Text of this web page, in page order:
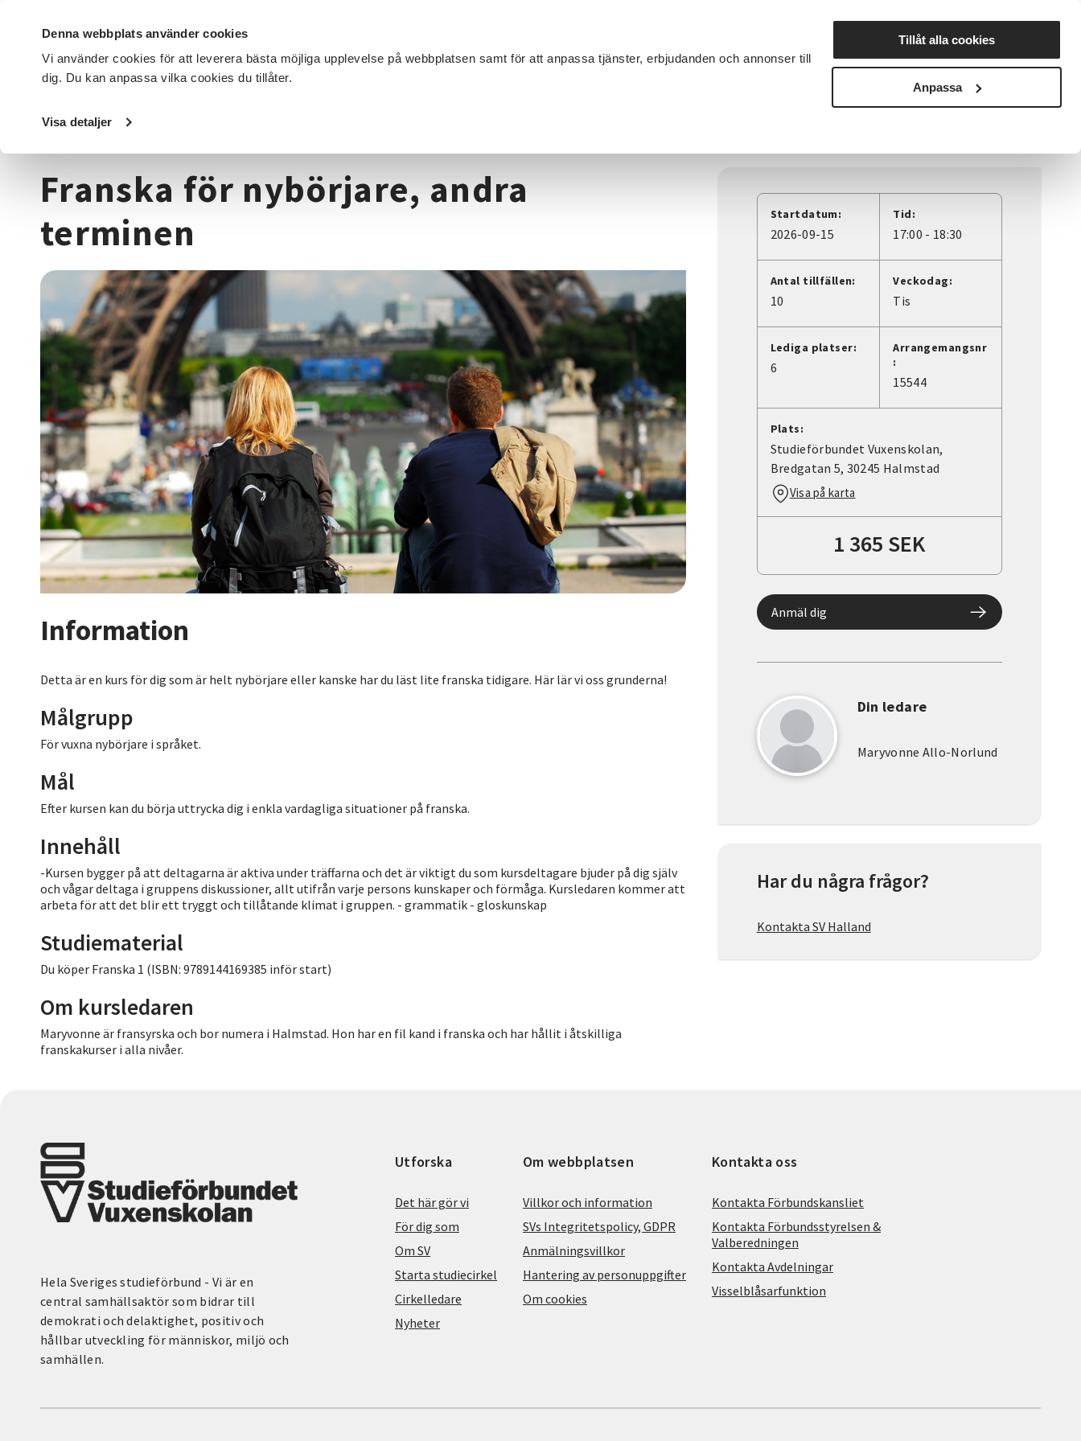
Denna webbplats använder cookies
Vi använder cookies för att leverera bästa möjliga upplevelse på webbplatsen samt för att anpassa tjänster, erbjudanden och annonser till
dig. Du kan anpassa vilka cookies du tillåter.
Visa detaljer
Tillåt alla cookies
Anpassa
DET HÄR GÖR VI FÖR DIG SOM SÖK KURSER OCH EVENEMANG Nyheter Avdelningar
Startsida / Kurser och evenemang
Franska för nybörjare, andra
terminen
Information
Detta är en kurs för dig som är helt nybörjare eller kanske har du läst lite franska tidigare. Här lär vi oss grunderna!
Målgrupp
För vuxna nybörjare i språket.
Mål
Efter kursen kan du börja uttrycka dig i enkla vardagliga situationer på franska.
Innehåll
-Kursen bygger på att deltagarna är aktiva under träffarna och det är viktigt du som kursdeltagare bjuder på dig själv
och vågar deltaga i gruppens diskussioner, allt utifrån varje persons kunskaper och förmåga. Kursledaren kommer att
arbeta för att det blir ett tryggt och tillåtande klimat i gruppen. - grammatik - gloskunskap
Studiematerial
Du köper Franska 1 (ISBN: 9789144169385 inför start)
Om kursledaren
Maryvonne är fransyrska och bor numera i Halmstad. Hon har en fil kand i franska och har hållit i åtskilliga
franskakurser i alla nivåer.
Startdatum:
2026-09-15
Tid:
17:00 - 18:30
Antal tillfällen:
10
Veckodag:
Tis
Lediga platser:
6
Arrangemangsnr
:
15544
Plats:
Studieförbundet Vuxenskolan,
Bredgatan 5, 30245 Halmstad
Visa på karta
1 365 SEK
Anmäl dig
Din ledare
Maryvonne Allo-Norlund
Har du några frågor?
Kontakta SV Halland
Hela Sveriges studieförbund - Vi är en
central samhällsaktör som bidrar till
demokrati och delaktighet, positiv och
hållbar utveckling för människor, miljö och
samhällen.
Utforska
Det här gör vi
För dig som
Om SV
Starta studiecirkel
Cirkelledare
Nyheter
Om webbplatsen
Villkor och information
SVs Integritetspolicy, GDPR
Anmälningsvillkor
Hantering av personuppgifter
Om cookies
Kontakta oss
Kontakta Förbundskansliet
Kontakta Förbundsstyrelsen &
Valberedningen
Kontakta Avdelningar
Visselblåsarfunktion